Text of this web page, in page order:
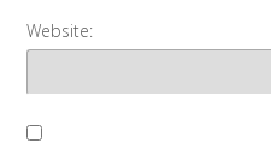
Website: